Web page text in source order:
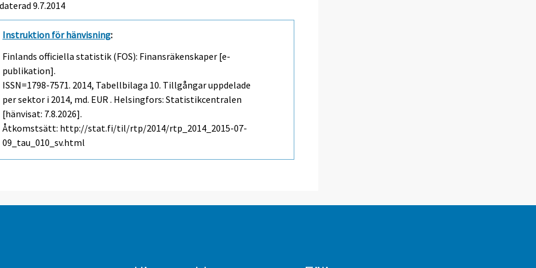
9.7.2014
Instruktion för hänvisning:
Finlands officiella statistik (FOS): Finansräkenskaper [e-
publikation].
ISSN=1798-7571. 2014, Tabellbilaga 10. Tillgångar uppdelade
per sektor i 2014, md. EUR . Helsingfors: Statistikcentralen
[hänvisat: 7.8.2026].
Åtkomstsätt: http://stat.fi/til/rtp/2014/rtp_2014_2015-07-
09_tau_010_sv.html